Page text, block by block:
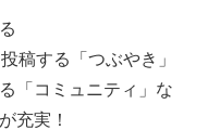
稿する「つぶやき」
「コミュニティ」な
充実！